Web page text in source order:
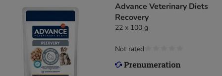
Advance Veterinary Diets
Recovery
22 x 100 g
Not rated